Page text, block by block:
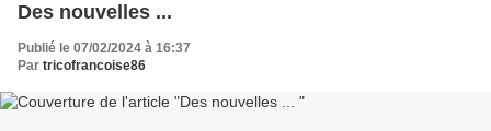
Des nouvelles ...
Publié le 07/02/2024 à 16:37
Par tricofrancoise86